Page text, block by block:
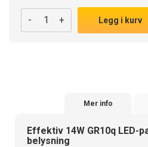
- + Legg i kurv
Mer info
Effektiv 14W GR10q
belysning